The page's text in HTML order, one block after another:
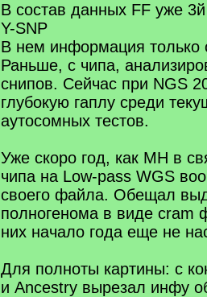
В состав данных FF уже
Y-SNP
В нем информация только
Раньше, с чипа,
снипов. Сейчас при NGS
глубокую гаплу среди
аутосомных тестов.
Уже скоро год, как MH в
чипа на Low-pass WGS
своего файла. Обещал
полногенома в виде cram
них начало года еще не
Для полноты картины: с
и Ancestry вырезал инфу